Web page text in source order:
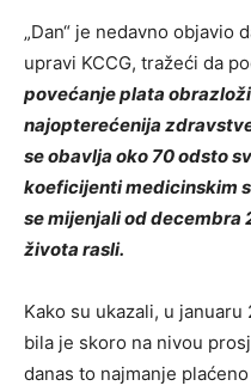
„Dan“ je nedavno objavio
upravi KCCG, tražeći da
povećanje plata
najopterećenija
se obavlja oko 70 odsto
koeficijenti medicinskim
se mijenjali od decembra
života rasli.
Kako su ukazali, u
bila je skoro na nivou
danas to najmanje